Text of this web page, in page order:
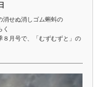
消せぬ消しゴム蝌蚪の
く
「むずむずと」の